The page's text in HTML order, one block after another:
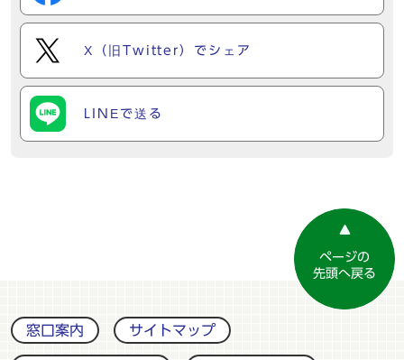
X（旧Twitter）でシェア
LINEで送る
ページの
先頭へ戻る
窓口案内 サイトマップ